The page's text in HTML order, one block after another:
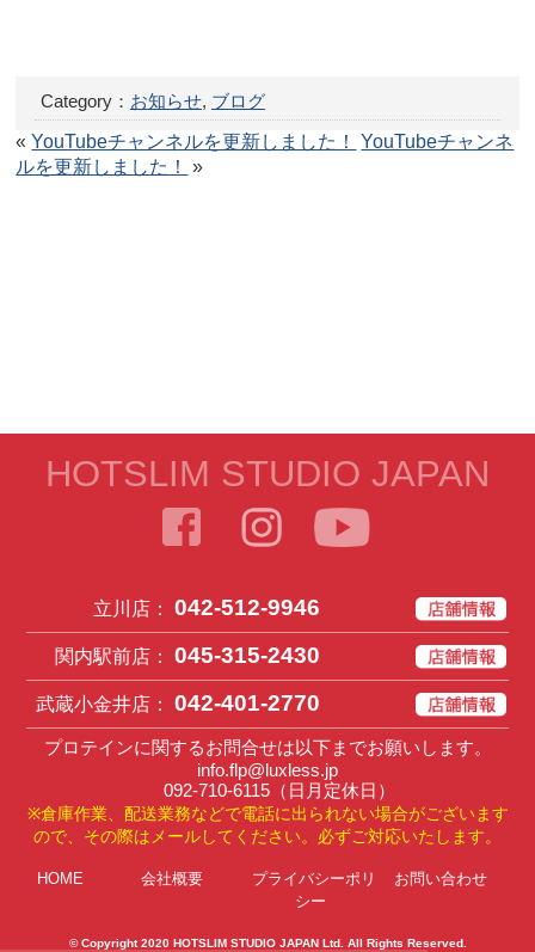
Category： お知らせ, ブログ
«YouTubeチャンネルを更新しました！
YouTubeチャンネ
ルを更新しました！
»
HOTSLIM STUDIO JAPAN
立川店： 042-512-9946
関内駅前店： 045-315-2430
武蔵小金井店： 042-401-2770
プロテインに関するお問合せは以下までお願いします。
info.flp@luxless.jp
092-710-6115（日月定休日）
※倉庫作業、配送業務などで電話に出られない場合がございます
ので、その際はメールしてください。必ずご対応いたします。
HOME 会社概要
プライバシーポリ
シー
お問い合わせ
© Copyright 2020 HOTSLIM STUDIO JAPAN Ltd. All Rights Reserved.